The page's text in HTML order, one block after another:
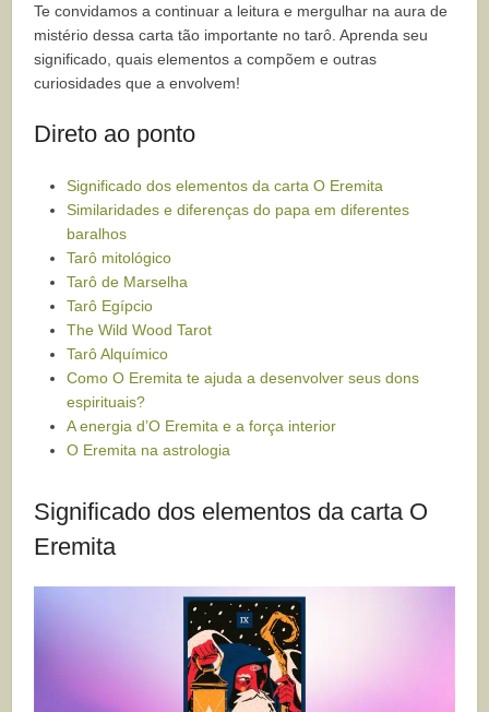
Te convidamos a continuar a leitura e mergulhar na aura de
mistério dessa carta tão importante no tarô. Aprenda seu
significado, quais elementos a compõem e outras
curiosidades que a envolvem!
Direto ao ponto
Significado dos elementos da carta O Eremita
Similaridades e diferenças do papa em diferentes
baralhos
Tarô mitológico
Tarô de Marselha
Tarô Egípcio
The Wild Wood Tarot
Tarô Alquímico
Como O Eremita te ajuda a desenvolver seus dons
espirituais?
A energia d’O Eremita e a força interior
O Eremita na astrologia
Significado dos elementos da carta O
Eremita